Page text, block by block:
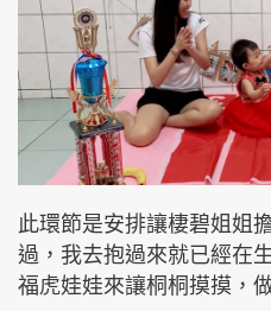
此環節是安排讓棲碧姐姐
過，我去抱過來就已經在
福虎娃娃來讓桐桐摸摸，